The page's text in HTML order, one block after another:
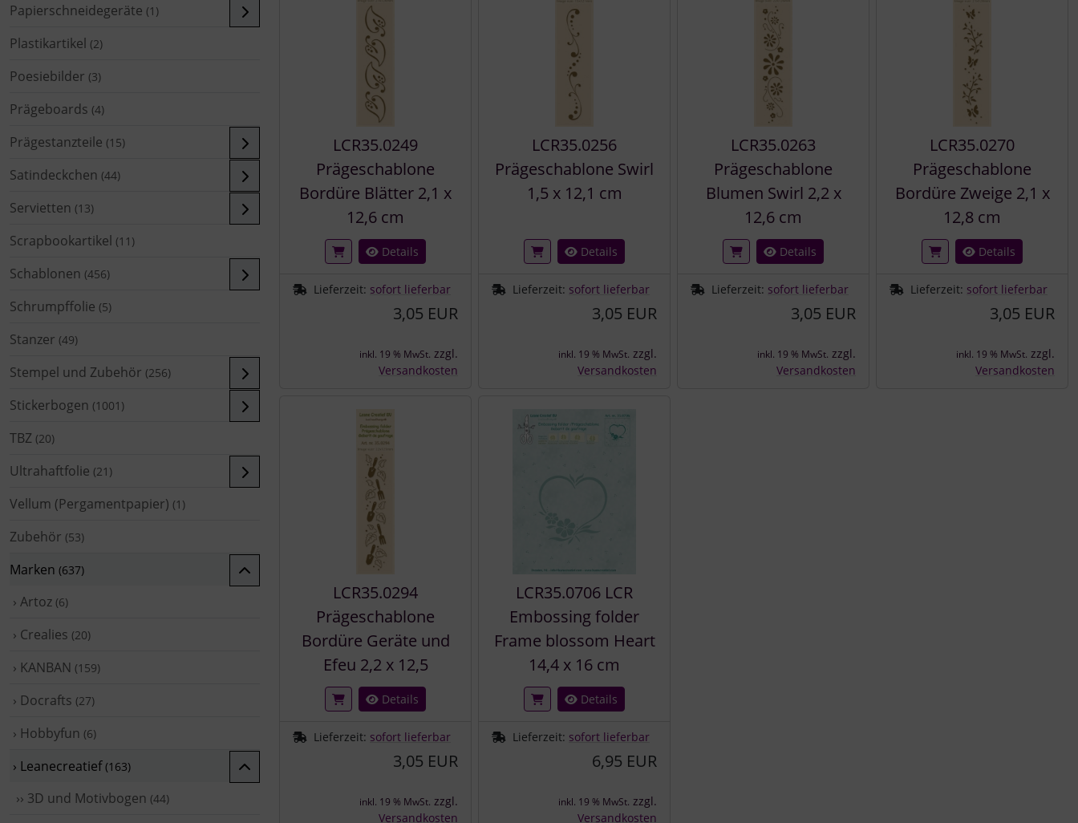
Papierschneidegeräte (1)
Plastikartikel (2)
Poesiebilder (3)
Prägeboards (4)
Prägestanzteile (15)
Satindeckchen (44)
Servietten (13)
Scrapbookartikel (11)
Schablonen (456)
Schrumpffolie (5)
Stanzer (49)
Stempel und Zubehör (256)
Stickerbogen (1001)
TBZ (20)
Ultrahaftfolie (21)
Vellum (Pergamentpapier) (1)
Zubehör (53)
Marken (637)
› Artoz (6)
› Crealies (20)
› KANBAN (159)
› Docrafts (27)
› Hobbyfun (6)
› Leanecreatief(163)
›› 3D und Motivbogen (44)
LCR35.0249
Prägeschablone
Bordüre Blätter 2,1 x
12,6 cm
Details
Lieferzeit: sofort lieferbar
3,05 EUR
inkl. 19 % MwSt. zzgl.
Versandkosten
LCR35.0256
Prägeschablone Swirl
1,5 x 12,1 cm
Details
Lieferzeit: sofort lieferbar
3,05 EUR
inkl. 19 % MwSt. zzgl.
Versandkosten
LCR35.0263
Prägeschablone
Blumen Swirl 2,2 x
12,6 cm
Details
Lieferzeit: sofort lieferbar
3,05 EUR
inkl. 19 % MwSt. zzgl.
Versandkosten
LCR35.0270
Prägeschablone
Bordüre Zweige 2,1 x
12,8 cm
Details
Lieferzeit: sofort lieferbar
3,05 EUR
inkl. 19 % MwSt. zzgl.
Versandkosten
LCR35.0294
Prägeschablone
Bordüre Geräte und
Efeu 2,2 x 12,5
Details
Lieferzeit: sofort lieferbar
3,05 EUR
inkl. 19 % MwSt. zzgl.
Versandkosten
LCR35.0706 LCR
Embossing folder
Frame blossom Heart
14,4 x 16 cm
Details
Lieferzeit: sofort lieferbar
6,95 EUR
inkl. 19 % MwSt. zzgl.
Versandkosten